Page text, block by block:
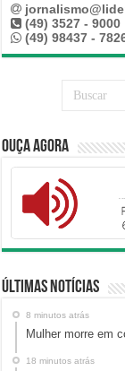
(49) 3527 - 9000
(49) 98437 -
Ouça Agora
Últimas Notícias
8 minutos atrás
Mulher morre em
18 minutos atrás